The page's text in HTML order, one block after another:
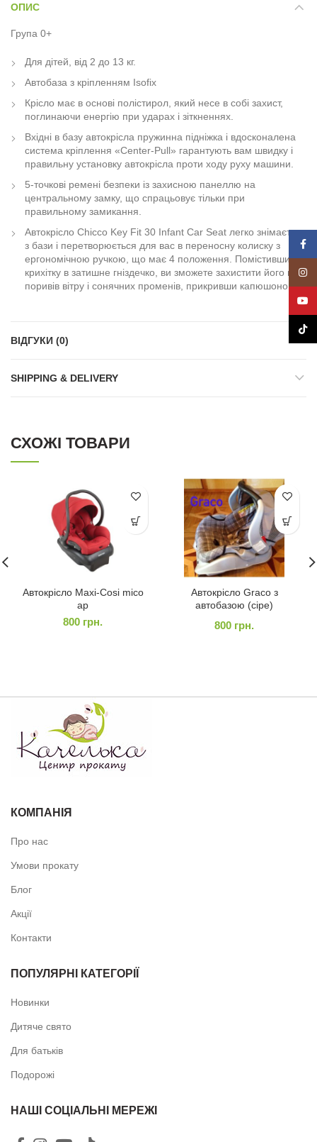
ОПИС
Група 0+
Для дітей, від 2 до 13 кг.
Автобаза з кріпленням Isofix
Крісло має в основі полістирол, який несе в собі захист,
поглинаючи енергію при ударах і зіткненнях.
Вхідні в базу автокрісла пружинна підніжка і вдосконалена
система кріплення «Center-Pull» гарантують вам швидку і
правильну установку автокрісла проти ходу руху машини.
5-точкові ремені безпеки із захисною панеллю на
центральному замку, що спрацьовує тільки при
правильному замикання.
Автокрісло Chicco Key Fit 30 Infant Car Seat легко знімається
з бази і перетворюється для вас в переносну колиску з
ергономічною ручкою, що має 4 положення. Помістивши
крихітку в затишне гніздечко, ви зможете захистити його від
поривів вітру і сонячних променів, прикривши капюшоном.
ВІДГУКИ (0)
SHIPPING & DELIVERY
СХОЖІ ТОВАРИ
Автокрісло Maxi-Cosi mico
ap
800 грн.
Автокрісло Graco з
автобазою (сіре)
800 грн.
КОМПАНІЯ
Про нас
Умови прокату
Блог
Акції
Контакти
ПОПУЛЯРНІ КАТЕГОРІЇ
Новинки
Дитяче свято
Для батьків
Подорожі
НАШІ СОЦІАЛЬНІ МЕРЕЖІ